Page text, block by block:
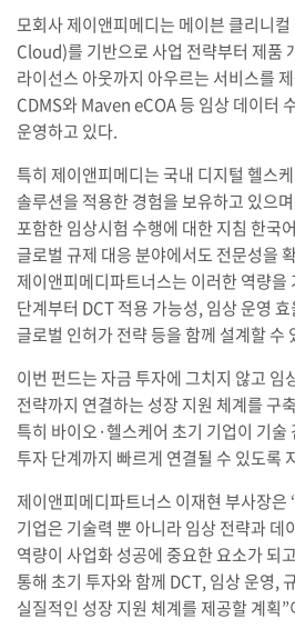
모회사 제이앤피메디는 메이븐 클리니
Cloud)를 기반으로 사업 전략부터 제품
라이선스 아웃까지 아우르는 서비스를
CDMS와 Maven eCOA 등 임상 데이터
운영하고 있다.
특히 제이앤피메디는 국내 디지털 헬스
솔루션을 적용한 경험을 보유하고 있으
포함한 임상시험 수행에 대한 지침 한국
글로벌 규제 대응 분야에서도 전문성을
제이앤피메디파트너스는 이러한 역량을
단계부터 DCT 적용 가능성, 임상 운영
글로벌 인허가 전략 등을 함께 설계할 수
이번 펀드는 자금 투자에 그치지 않고 임
전략까지 연결하는 성장 지원 체계를 구
특히 바이오·헬스케어 초기 기업이 기술
투자 단계까지 빠르게 연결될 수 있도록
제이앤피메디파트너스 이재현 부사장은
기업은 기술력 뿐 아니라 임상 전략과 데
역량이 사업화 성공에 중요한 요소가 되
통해 초기 투자와 함께 DCT, 임상 운영,
실질적인 성장 지원 체계를 제공할 계획